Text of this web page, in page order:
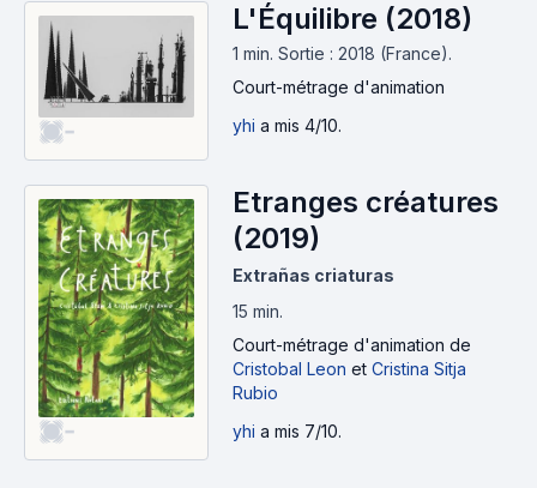
-
L'Équilibre (2018)
1 min. Sortie : 2018 (France).
Court-métrage d'animation
yhi a mis 4/10.
-
Etranges créatures
(2019)
Extrañas criaturas
15 min.
Court-métrage d'animation de
Cristobal Leon et Cristina Sitja
Rubio
yhi a mis 7/10.